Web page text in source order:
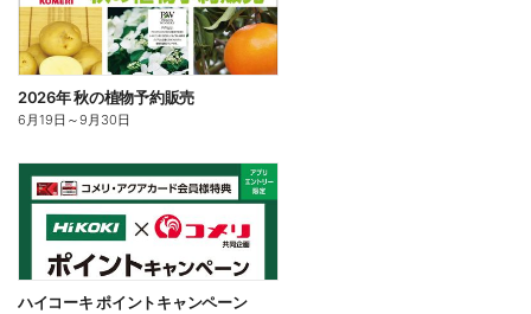
2026年 秋の植物予約販売
6月19日 ～9月30日
ハイコーキ ポイントキャンペーン